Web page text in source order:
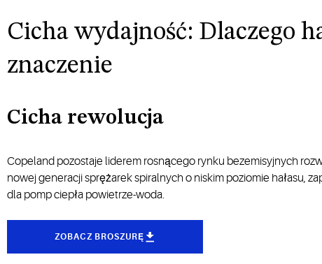
Cicha wydajność: Dlaczego
znaczenie
Cicha rewolucja
Copeland pozostaje liderem rosnącego rynku bezemisyjnych
nowej generacji sprężarek spiralnych o niskim poziomie hałasu,
dla pomp ciepła powietrze-woda.
ZOBACZ BROSZURĘ